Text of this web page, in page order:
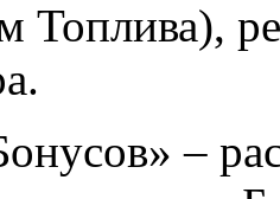
Топлива),
–